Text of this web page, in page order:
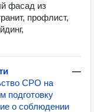
фасад из
профлист,
—
СРО на
подготовку
о соблюдении